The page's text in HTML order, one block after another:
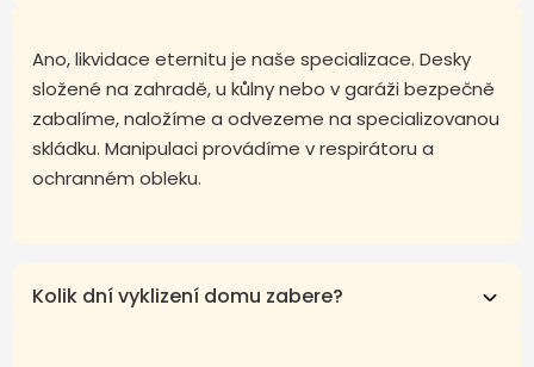
Ano, likvidace eternitu je naše specializace. Desky
složené na zahradě, u kůlny nebo v garáži bezpečně
zabalíme, naložíme a odvezeme na specializovanou
skládku. Manipulaci provádíme v respirátoru a
ochranném obleku.
Kolik dní vyklizení domu zabere?